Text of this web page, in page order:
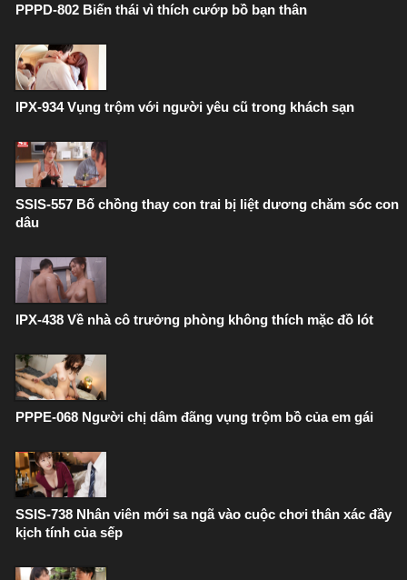
PPPD-802 Biến thái vì thích cướp bồ bạn thân
IPX-934 Vụng trộm với người yêu cũ trong khách sạn
SSIS-557 Bố chồng thay con trai bị liệt dương chăm sóc con
dâu
IPX-438 Về nhà cô trưởng phòng không thích mặc đồ lót
PPPE-068 Người chị dâm đãng vụng trộm bồ của em gái
SSIS-738 Nhân viên mới sa ngã vào cuộc chơi thân xác đầy
kịch tính của sếp